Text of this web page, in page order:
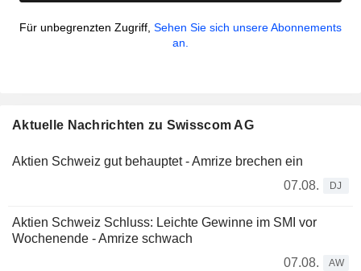
Für unbegrenzten Zugriff, Sehen Sie sich unsere Abonnements
an.
Aktuelle Nachrichten zu Swisscom AG
Aktien Schweiz gut behauptet - Amrize brechen ein
07.08.
DJ
Aktien Schweiz Schluss: Leichte Gewinne im SMI vor
Wochenende - Amrize schwach
07.08.
AW